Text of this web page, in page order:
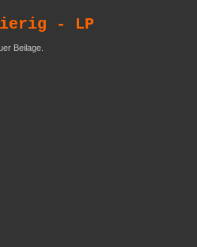
- LP
Beilage.